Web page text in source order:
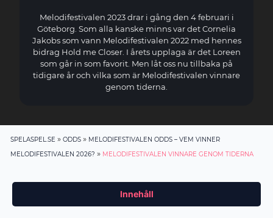
Melodifestivalen 2023 drar i gång den 4 februari i
Göteborg. Som alla kanske minns var det Cornelia
Jakobs som vann Melodifestivalen 2022 med hennes
bidrag Hold me Closer. I årets upplaga är det Loreen
som går in som favorit. Men låt oss nu tillbaka på
tidigare år och vilka som är Melodifestivalen vinnare
genom tiderna.
SPELASPEL.SE » ODDS » MELODIFESTIVALEN ODDS – VEM VINNER
MELODIFESTIVALEN 2026? » MELODIFESTIVALEN VINNARE GENOM TIDERNA
Innehåll